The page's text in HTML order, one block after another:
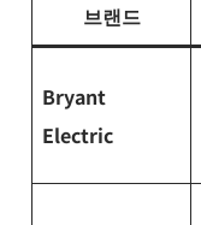
브랜드
Bryant
Electric